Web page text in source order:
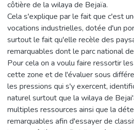
côtière de la wilaya de Bejaïa.
Cela s'explique par le fait que c'est
vocations industrielles, dotée d'un
surtout le fait qu'elle recèle des
remarquables dont le parc national
Pour cela on a voulu faire ressortir
cette zone et de l'évaluer sous
les pressions qui s'y exercent,
naturel surtout que la wilaya de
multiples ressources ainsi que la
remarquables afin d'essayer de